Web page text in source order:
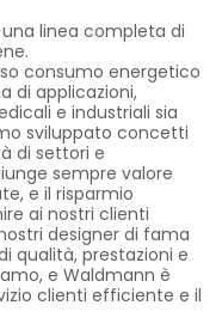
linea completa di
consumo energetico
di applicazioni,
e industriali sia
sviluppato concetti
di settori e
sempre valore
e il risparmio
ai nostri clienti
designer di fama
qualità, prestazioni e
e Waldmann è
clienti efficiente e il